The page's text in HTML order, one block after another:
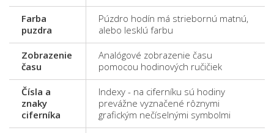
Farba
puzdra
Púzdro hodín má striebornú matnú,
alebo lesklú farbu
Zobrazenie
času
Analógové zobrazenie času
pomocou hodinových ručičiek
Čísla a
znaky
ciferníka
Indexy - na ciferníku sú hodiny
prevážne vyznačené rôznymi
grafickým nečíselnými symbolmi